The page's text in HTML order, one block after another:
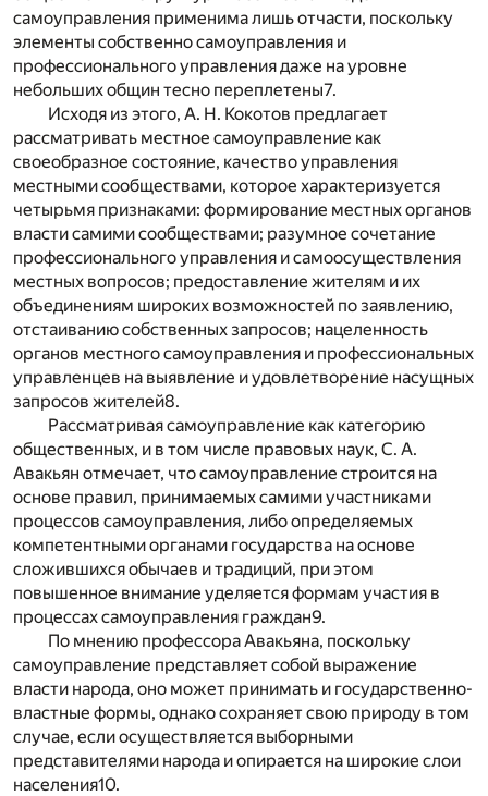
самоуправления применима лишь отчасти, поскольку
элементы собственно самоуправления и
профессионального управления даже на уровне
небольших общин тесно переплетены7.
Исходя из этого, А. Н. Кокотов предлагает
рассматривать местное самоуправление как
своеобразное состояние, качество управления
местными сообществами, которое характеризуется
четырьмя признаками: формирование местных органов
власти самими сообществами; разумное сочетание
профессионального управления и самоосуществления
местных вопросов; предоставление жителям и их
объединениям широких возможностей по заявлению,
отстаиванию собственных запросов; нацеленность
органов местного самоуправления и профессиональных
управленцев на выявление и удовлетворение насущных
запросов жителей8.
Рассматривая самоуправление как категорию
общественных, и в том числе правовых наук, С. А.
Авакьян отмечает, что самоуправление строится на
основе правил, принимаемых самими участниками
процессов самоуправления, либо определяемых
компетентными органами государства на основе
сложившихся обычаев и традиций, при этом
повышенное внимание уделяется формам участия в
процессах самоуправления граждан9.
По мнению профессора Авакьяна, поскольку
самоуправление представляет собой выражение
власти народа, оно может принимать и государственно-
властные формы, однако сохраняет свою природу в том
случае, если осуществляется выборными
представителями народа и опирается на широкие слои
населения10.